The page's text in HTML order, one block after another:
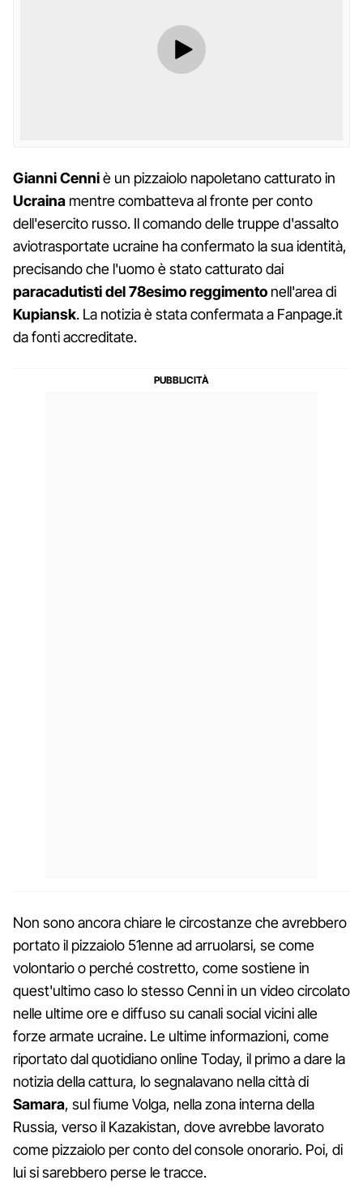
Gianni Cenniè un pizzaiolo napoletano catturato in
Ucraina mentre combatteva al fronte per conto
dell'esercito russo. Il comando delle truppe d'assalto
aviotrasportate ucraine ha confermato la sua identità,
precisando che l'uomo è stato catturato dai
paracadutisti del 78esimo reggimento nell'area di
Kupiansk. La notizia è stata confermata a Fanpage.it
da fonti accreditate.
Non sono ancora chiare le circostanze che avrebbero
portato il pizzaiolo 51enne ad arruolarsi, se come
volontario o perché costretto, come sostiene in
quest'ultimo caso lo stesso Cenni in un video circolato
nelle ultime ore e diffuso su canali social vicini alle
forze armate ucraine. Le ultime informazioni, come
riportato dal quotidiano online Today, il primo a dare la
notizia della cattura, lo segnalavano nella città di
Samara, sul fiume Volga, nella zona interna della
Russia, verso il Kazakistan, dove avrebbe lavorato
come pizzaiolo per conto del console onorario. Poi, di
lui si sarebbero perse le tracce.